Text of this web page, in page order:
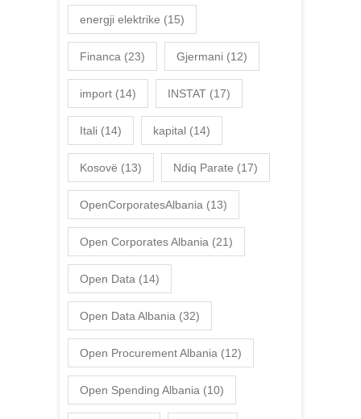
energji elektrike (15)
Financa (23) Gjermani (12)
import (14) INSTAT (17)
Itali (14) kapital (14)
Kosovë (13) Ndiq Parate (17)
OpenCorporatesAlbania (13)
Open Corporates Albania (21)
Open Data (14)
Open Data Albania (32)
Open Procurement Albania (12)
Open Spending Albania (10)